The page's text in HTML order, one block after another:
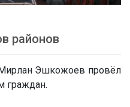
районов
Мирлан Эшкожоев провёл
граждан.